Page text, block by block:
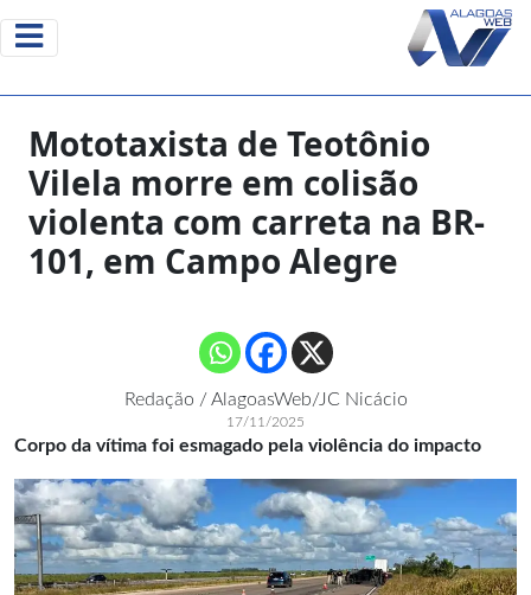
Mototaxista de Teotônio
Vilela morre em colisão
violenta com carreta na BR-
101, em Campo Alegre
Redação / AlagoasWeb/JC Nicácio
17/11/2025
Corpo da vítima foi esmagado pela violência do impacto